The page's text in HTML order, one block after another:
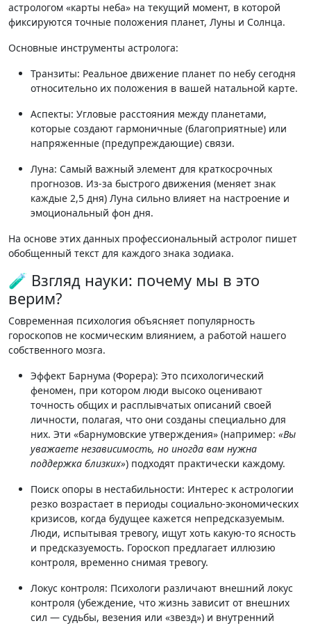
астрологом «карты неба» на текущий момент, в которой
фиксируются точные положения планет, Луны и Солнца.
Основные инструменты астролога:
Транзиты: Реальное движение планет по небу сегодня
относительно их положения в вашей натальной карте.
Аспекты: Угловые расстояния между планетами,
которые создают гармоничные (благоприятные) или
напряженные (предупреждающие) связи.
Луна: Самый важный элемент для краткосрочных
прогнозов. Из-за быстрого движения (меняет знак
каждые 2,5 дня) Луна сильно влияет на настроение и
эмоциональный фон дня.
На основе этих данных профессиональный астролог пишет
обобщенный текст для каждого знака зодиака.
🧪 Взгляд науки: почему мы в это
верим?
Современная психология объясняет популярность
гороскопов не космическим влиянием, а работой нашего
собственного мозга.
Эффект Барнума (Форера): Это психологический
феномен, при котором люди высоко оценивают
точность общих и расплывчатых описаний своей
личности, полагая, что они созданы специально для
них. Эти «барнумовские утверждения» (например: «Вы
уважаете независимость, но иногда вам нужна
поддержка близких») подходят практически каждому.
Поиск опоры в нестабильности: Интерес к астрологии
резко возрастает в периоды социально-экономических
кризисов, когда будущее кажется непредсказуемым.
Люди, испытывая тревогу, ищут хоть какую-то ясность
и предсказуемость. Гороскоп предлагает иллюзию
контроля, временно снимая тревогу.
Локус контроля: Психологи различают внешний локус
контроля (убеждение, что жизнь зависит от внешних
сил — судьбы, везения или «звезд») и внутренний